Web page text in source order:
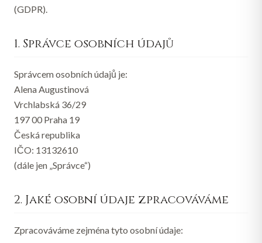
(GDPR).
1. Správce osobních údajů
Správcem osobních údajů je:
Alena Augustinová
Vrchlabská 36/29
197 00 Praha 19
Česká republika
IČO: 13132610
(dále jen „Správce“)
2. Jaké osobní údaje zpracováváme
Zpracováváme zejména tyto osobní údaje: